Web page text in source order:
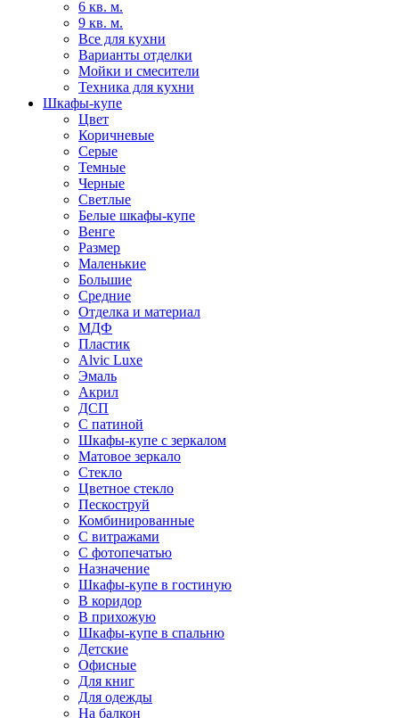
6 кв. м.
9 кв. м.
Все для кухни
Варианты отделки
Мойки и смесители
Техника для кухни
Шкафы-купе
Цвет
Коричневые
Серые
Темные
Черные
Светлые
Белые шкафы-купе
Венге
Размер
Маленькие
Большие
Средние
Отделка и материал
МДФ
Пластик
Alvic Luxe
Эмаль
Акрил
ДСП
С патиной
Шкафы-купе с зеркалом
Матовое зеркало
Стекло
Цветное стекло
Пескоструй
Комбинированные
С витражами
С фотопечатью
Назначение
Шкафы-купе в гостиную
В коридор
В прихожую
Шкафы-купе в спальню
Детские
Офисные
Для книг
Для одежды
На балкон